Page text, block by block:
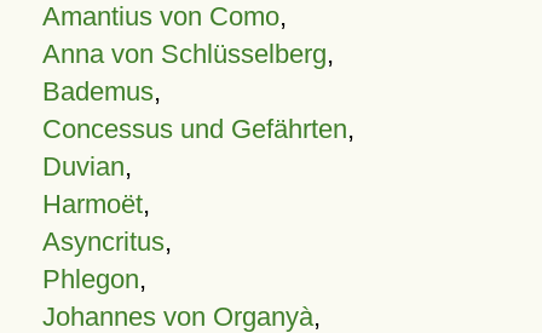
Amantius von Como,
Anna von Schlüsselberg,
Bademus,
Concessus und Gefährten,
Duvian,
Harmoët,
Asyncritus,
Phlegon,
Johannes von Organyà,